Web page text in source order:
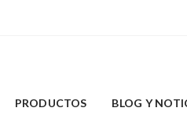
PRODUCTOS BLOG Y